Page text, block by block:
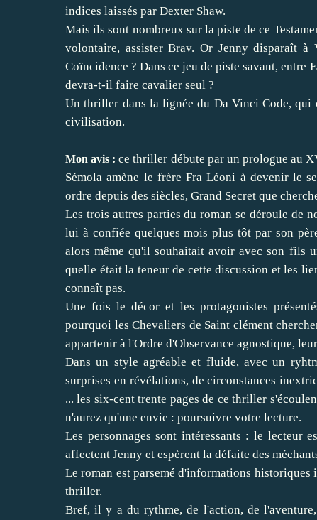
indices laissés par Dexter Shaw.
Mais ils sont nombreux sur la piste de ce
volontaire, assister Brav. Or Jenny disparaît à
Coïncidence ? Dans ce jeu de piste savant,
devra-t-il faire cavalier seul ?
Un thriller dans la lignée du Da Vinci Code, qui
civilisation.
Mon avis : ce thriller débute par un prologue au
Sémola amène le frère Fra Léoni à devenir le
ordre depuis des siècles, Grand Secret que
Les trois autres parties du roman se déroule de
lui à confiée quelques mois plus tôt par son
alors même qu'il souhaitait avoir avec son fils
quelle était la teneur de cette discussion et les
connaît pas.
Une fois le décor et les protagonistes
pourquoi les Chevaliers de Saint clément
appartenir à l'Ordre d'Observance agnostique,
Dans un style agréable et fluide, avec un
surprises en révélations, de circonstances
... les six-cent trente pages de ce thriller
n'aurez qu'une envie : poursuivre votre lecture.
Les personnages sont intéressants : le lecteur
affectent Jenny et espèrent la défaite des
Le roman est parsemé d'informations
thriller.
Bref, il y a du rythme, de l'action, de l'aventure,